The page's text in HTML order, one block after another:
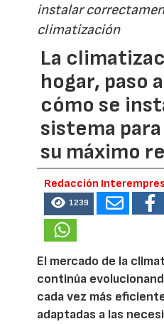
instalar
climatización
La
hogar, paso
cómo se
sistema
su máximo
Redacción
1239
El mercado de la
continúa
cada vez más
adaptadas a las